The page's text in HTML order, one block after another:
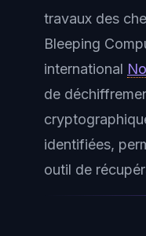
travaux des
Bleeping
international
de
identifiées,
outil de